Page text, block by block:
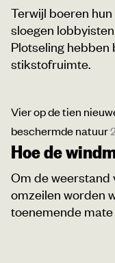
Terwijl boeren
sloegen
Plotseling
stikstofruimte.
Vier op de tien
beschermde natuur
Hoe de
Om de weerstand
omzeilen worden
toenemende